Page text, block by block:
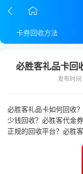
卡券回收方法
必胜客礼品卡回
发布时
必胜客礼品卡如何回收
少钱回收？必胜客代金
正规的回收平台？必胜